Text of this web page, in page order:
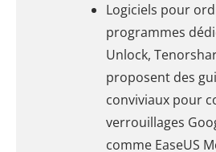
Logiciels pour
programmes
Unlock,
proposent des
conviviaux pour
verrouillages
comme EaseUS